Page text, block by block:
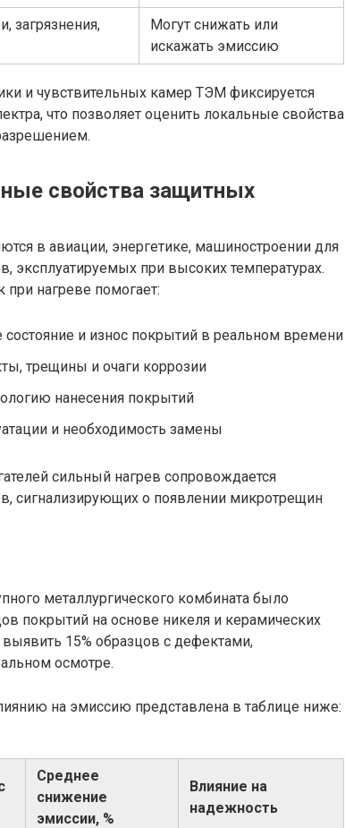
загрязнения,
Могут снижать или
искажать эмиссию
и чувствительных камер ТЭМ фиксируется
что позволяет оценить локальные свойства
свойства защитных
в авиации, энергетике, машиностроении для
эксплуатируемых при высоких температурах.
при нагреве помогает:
состояние и износ покрытий в реальном времени
трещины и очаги коррозии
нанесения покрытий
и необходимость замены
сильный нагрев сопровождается
сигнализирующих о появлении микротрещин
металлургического комбината было
покрытий на основе никеля и керамических
15% образцов с дефектами,
осмотре.
на эмиссию представлена в таблице ниже:
Среднее
снижение
эмиссии, %
Влияние на
надежность